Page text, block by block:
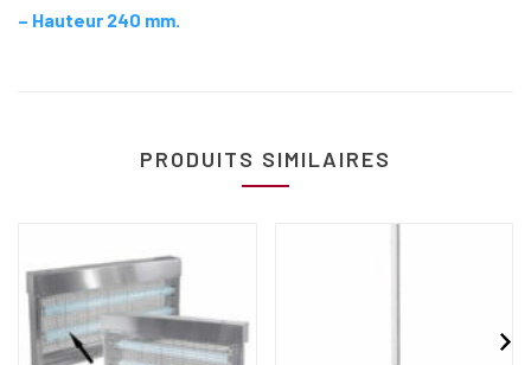
– Hauteur 240 mm.
PRODUITS SIMILAIRES